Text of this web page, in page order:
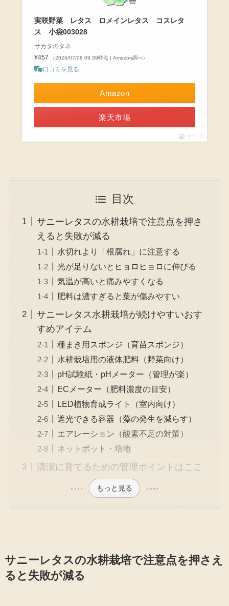
実咲野菜 レタス ロメインレタス コスレタ
ス 小袋003028
サカタのタネ
¥457
（2026/07/08 09:39時点 | Amazon調べ）
口コミを見る
Amazon
楽天市場
ポチップ
目次
サニーレタスの水耕栽培で注意点を押さ
えると失敗が減る
水切れより「根腐れ」に注意する
光が足りないとヒョロヒョロに伸びる
気温が高いと痛みやすくなる
肥料は濃すぎると葉が傷みやすい
サニーレタス水耕栽培が続けやすいおす
すめアイテム
種まき用スポンジ（育苗スポンジ）
水耕栽培用の液体肥料（野菜向け）
pH試験紙・pHメーター（管理が楽）
ECメーター（肥料濃度の目安）
LED植物育成ライト（室内向け）
遮光できる容器（藻の発生を減らす）
エアレーション（酸素不足の対策）
ネットポット・培地
清潔に育てるための管理ポイントはここ
もっと見る
サニーレタスの水耕栽培で注意点を押さえ
ると失敗が減る